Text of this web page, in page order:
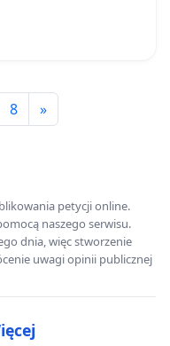
8 »
petycji online.
naszego serwisu.
dnia, więc stworzenie
uwagi opinii publicznej